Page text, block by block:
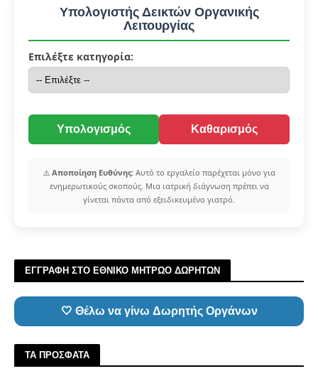
Υπολογιστής Δεικτών Οργανικής
Λειτουργίας
Επιλέξτε κατηγορία:
Υπολογισμός Καθαρισμός
⚠️ Αποποίηση Ευθύνης: Αυτό το εργαλείο παρέχεται μόνο για
ενημερωτικούς σκοπούς. Μια ιατρική διάγνωση πρέπει να
γίνεται πάντα από εξειδικευμένο γιατρό.
ΕΓΓΡΑΦΗ ΣΤΟ ΕΘΝΙΚΟ ΜΗΤΡΩΟ ΔΩΡΗΤΩΝ
🤍 Θέλω να γίνω Δωρητής Οργάνων
ΤΑ ΠΡΟΣΦΑΤΑ